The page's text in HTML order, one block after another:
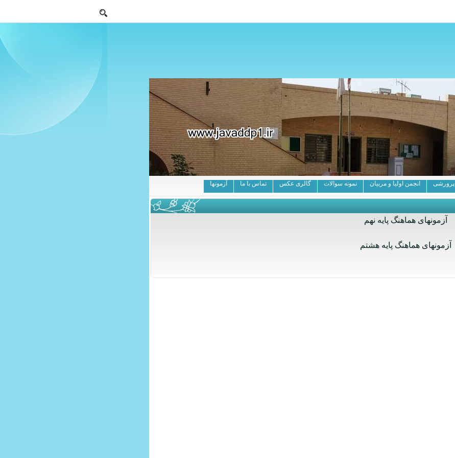
پرورشی انجمن اولیا و مربیان نمونه سوالات گالری عکس تماس با ما آزمونها
آزمونهای هماهنگ پایه نهم
آزمونهای هماهنگ پایه هشتم